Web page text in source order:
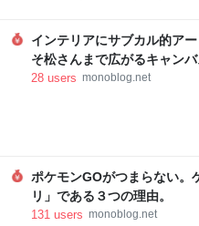
ました。 今回は、その問題点を
ウントアダプタ搭載iMac」とモニ
トロンMX」をご紹介します。 27
27インチ画面の魅力 映像編集や
アル作業での利点は言わずもがな
ゼン資料作成やブログ
インテリアにサブカル的ア
そ松さんまで広がるキャン
28 users monoblog.net
ポケモンGOがつまらない。
リ」である３つの理由。
131 users monoblog.net